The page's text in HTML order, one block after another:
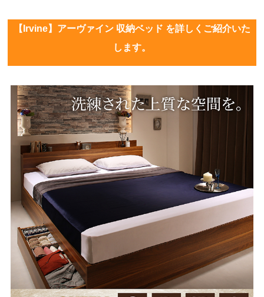
【Irvine】アーヴァイン 収納ベッド を詳しくご紹介いた
します。